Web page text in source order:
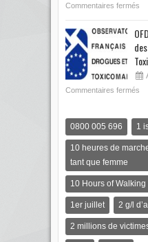
Commentaires fermés
Commentaires fermés
0800 005 696 1
10 heures de
tant que femme
10 Hours of
1er juillet 2 g/l
2 millions de